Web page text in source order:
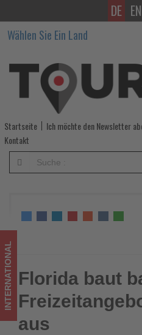
Florida
baut
barrierefreie
weiter
aus
was
im
Tourismus
los
ist!
DE EN
Wählen Sie Ein Land
Startseite Ich möchte den Newsletter
Kontakt
Florida baut barrierefreie
INTERNATIONAL Florida baut
aus